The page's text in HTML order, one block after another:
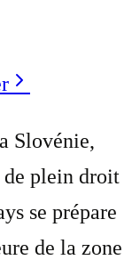
Slovénie,
de plein droit
se prépare
de la zone